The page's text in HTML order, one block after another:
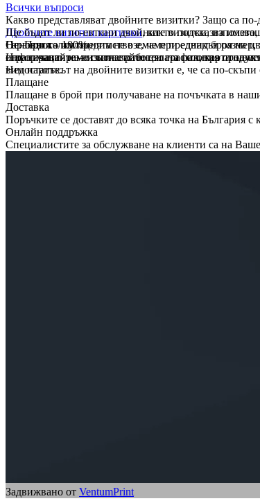
Всички въпроси
Какво представляват двойните визитки? Защо са
Двойните визитни картички, както подсказва
Основното им предимство е, че при еднакъв размер,
информация на визитка: работен график, карта на
Недостатъкът на двойните визитки е, че са по-скъпи
Ще бъдат ли по-евтини двойните визитки,
Не. При калкулацията не вземаме предвид броя на
ограничавайте – използвайте цялата палитра от
Гаранция – 100%
Ние гарантираме съответствието на готовия
вим парите.
Плащане
Плащане в брой при получаване на почъчката в
Доставка
Поръчките се доставят до всяка точка на България
Онлайн поддръжка
Специалистите за обслужване на клиенти са на
Задвижвано от VentumPrint